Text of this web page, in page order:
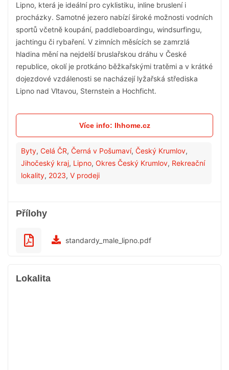
Lipno, která je ideální pro cyklistiku, inline bruslení i
procházky. Samotné jezero nabízí široké možnosti vodních
sportů včetně koupání, paddleboardingu, windsurfingu,
jachtingu či rybaření. V zimních měsících se zamrzlá
hladina mění na nejdelší bruslařskou dráhu v České
republice, okolí je protkáno běžkařskými tratěmi a v krátké
dojezdové vzdálenosti se nacházejí lyžařská střediska
Lipno nad Vltavou, Sternstein a Hochficht.
Více info: lhhome.cz
Byty, Celá ČR, Černá v Pošumaví, Český Krumlov,
Jihočeský kraj, Lipno, Okres Český Krumlov, Rekreační
lokality, 2023, V prodeji
Přílohy
standardy_male_lipno.pdf
Lokalita